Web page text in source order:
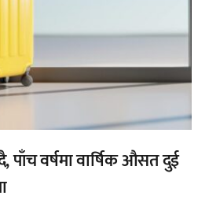
पाँच वर्षमा वार्षिक औसत दुई